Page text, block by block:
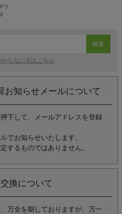
リ
検索
からない方はこちら
お知らせメールについて
下して、メールアドレスを登録
でお知らせいたします。
するものではありません。
換について
万全を期しておりますが、万一